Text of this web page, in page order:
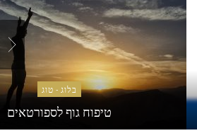
בלוג - טוג
טיפוח גוף לספורטאים